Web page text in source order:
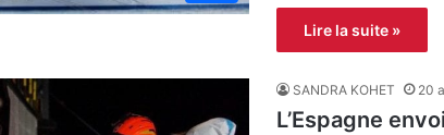
Lire la suite »
SANDRA KOHET 20
L’Espagne